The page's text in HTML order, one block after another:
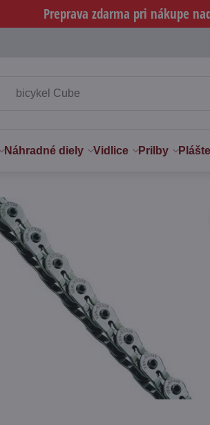
Preprava zdarma pri nákupe
Náhradné diely Vidlice Prilby Plášte